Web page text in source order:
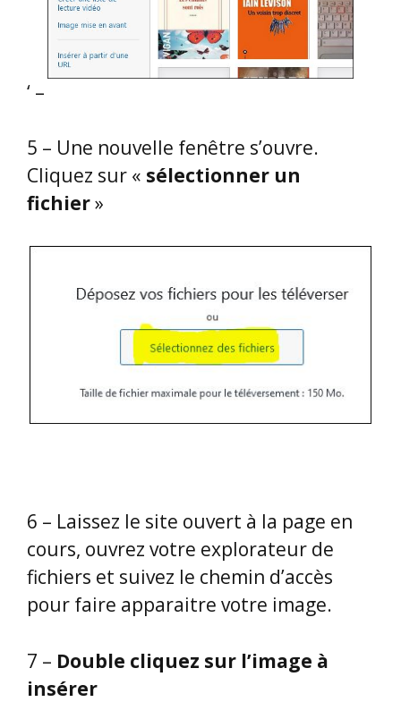
‘ –
5 – Une nouvelle fenêtre s’ouvre.
Cliquez sur « sélectionner un
fichier»
6 – Laissez le site ouvert à la page en
cours, ouvrez votre explorateur de
fichiers et suivez le chemin d’accès
pour faire apparaitre votre image.
7 – Double cliquez sur l’image à
insérer